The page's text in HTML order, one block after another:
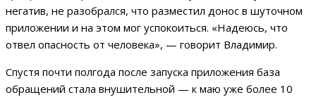
негатив, не разобрался, что разместил донос в шуточном
приложении и на этом мог успокоиться. «Надеюсь, что
отвел опасность от человека», — говорит Владимир.
Спустя почти полгода после запуска приложения база
обращений стала внушительной — к маю уже более 10